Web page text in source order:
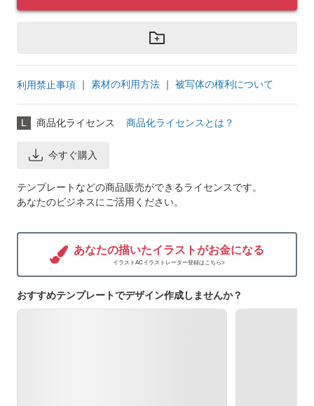
利用禁止事項 ｜ 素材の利用方法 ｜ 被写体の権利について
L 商品化ライセンス 商品化ライセンスとは？
今すぐ購入
テンプレートなどの商品販売ができるライセンスです。
あなたのビジネスにご活用ください。
あなたの描いたイラストがお金になる
イラストACイラストレーター登録はこちら>
おすすめテンプレートでデザイン作成しませんか？